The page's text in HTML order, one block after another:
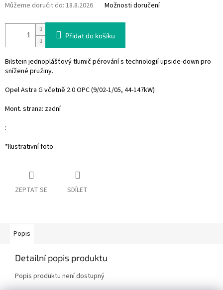
Můžeme doručit do: 18.8.2026 Možnosti doručení
Přidat do košíku
Bilstein jednoplášťový tlumič pérování s technologií upside-down pro
snížené pružiny.
Opel Astra G včetně 2.0 OPC (9/02-1/05, 44-147kW)
Mont. strana: zadní
:
*Ilustrativní foto
ZEPTAT SE SDÍLET
Popis
Detailní popis produktu
Popis produktu není dostupný